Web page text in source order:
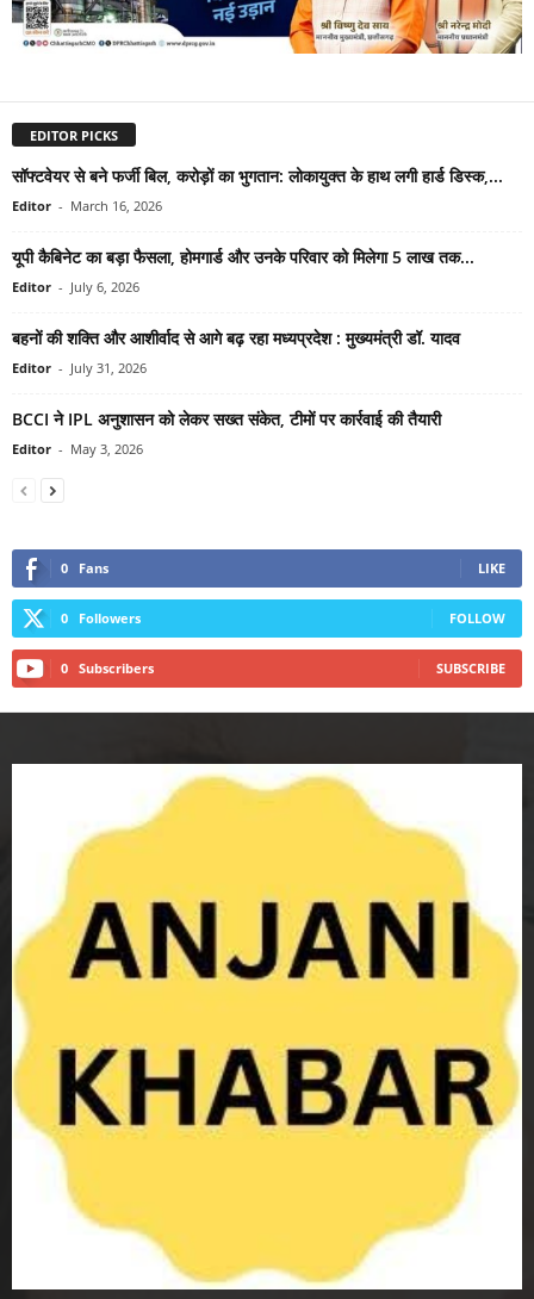
EDITOR PICKS
सॉफ्टवेयर से बने फर्जी बिल, करोड़ों का भुगतान: लोकायुक्त के हाथ लगी हार्ड डिस्क,...
Editor - March 16, 2026
यूपी कैबिनेट का बड़ा फैसला, होमगार्ड और उनके परिवार को मिलेगा 5 लाख तक...
Editor - July 6, 2026
बहनों की शक्ति और आशीर्वाद से आगे बढ़ रहा मध्यप्रदेश : मुख्यमंत्री डॉ. यादव
Editor - July 31, 2026
BCCI ने IPL अनुशासन को लेकर सख्त संकेत, टीमों पर कार्रवाई की तैयारी
Editor - May 3, 2026
0 Fans LIKE
0 Followers FOLLOW
0 Subscribers SUBSCRIBE